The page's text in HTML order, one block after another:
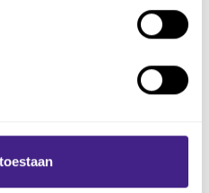
staat. Die moet een
de aangifte in Mijn
voor
gaat het
voorheen handmatig;
vinken!”